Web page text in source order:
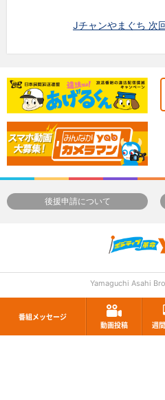
番組メッセージ
動画投稿
週
Jチャンやまぐち 次
後援申請について
Yamaguchi Asahi